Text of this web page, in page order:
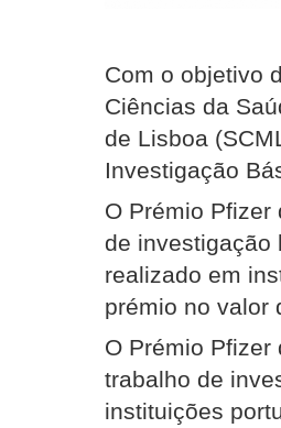
Com o objetivo
Ciências da
de Lisboa
Investigação
O Prémio
de investigação
realizado em
prémio no valor
O Prémio
trabalho de
instituições